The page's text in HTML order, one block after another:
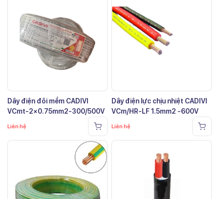
Dây điện đôi mềm CADIVI
VCmt-2×0.75mm2-300/500V
Liên hệ
Dây điện lực chịu nhiệt CADIVI
VCm/HR-LF 1.5mm2 -600V
Liên hệ